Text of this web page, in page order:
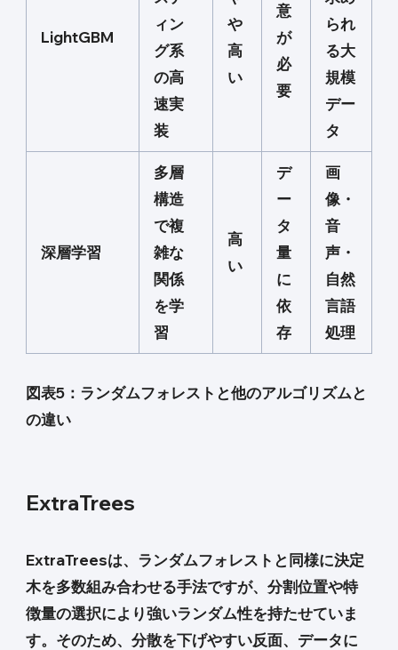
LightGBM
ィン
グ系
の高
速実
装
や
高
い
意
が
必
要
られ
る大
規模
デー
タ
深層学習
多層
構造
で複
雑な
関係
を学
習
高
い
デ
ー
タ
量
に
依
存
画
像・
音
声・
自然
言語
処理
図表5：ランダムフォレストと他のアルゴリズムと
の違い
ExtraTrees
ExtraTreesは、ランダムフォレストと同様に決定
木を多数組み合わせる手法ですが、分割位置や特
徴量の選択により強いランダム性を持たせていま
す。そのため、分散を下げやすい反面、データに